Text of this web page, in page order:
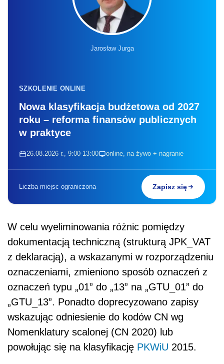
Jarosław Jurga
SZKOLENIE ONLINE
Nowa klasyfikacja budżetowa od 2027
roku – reforma finansów publicznych
w praktyce
26.08.2026 r., 9:00-13:00 online, na żywo + nagranie
Liczba miejsc ograniczona Zapisz się
W celu wyeliminowania różnic pomiędzy
dokumentacją techniczną (strukturą JPK_VAT
z deklaracją), a wskazanymi w rozporządzeniu
oznaczeniami, zmieniono sposób oznaczeń z
oznaczeń typu „01” do „13” na „GTU_01” do
„GTU_13”. Ponadto doprecyzowano zapisy
wskazując odniesienie do kodów CN wg
Nomenklatury scalonej (CN 2020) lub
powołując się na klasyfikację PKWiU 2015.